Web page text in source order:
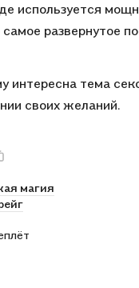
используется
самое развернутое
интересна тема
своих желаний.
магия